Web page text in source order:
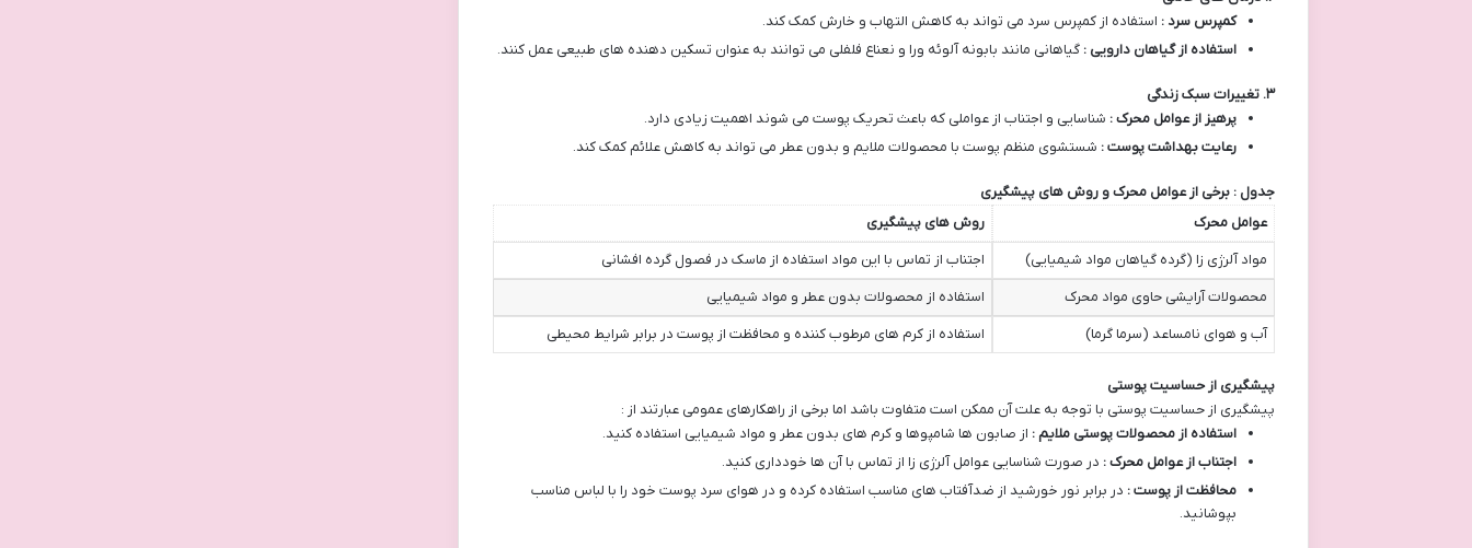
کمپرس سرد : استفاده از کمپرس سرد می تواند به کاهش التهاب و خارش کمک کند.
استفاده از گیاهان دارویی :گیاهانی مانند بابونه آلوئه ورا و نعناع فلفلی می توانند به عنوان تسکین دهنده های طبیعی عمل کنند.
۳.تغییرات سبک زندگی
پرهیز از عوامل محرک : شناسایی و اجتناب از عواملی که باعث تحریک پوست می شوند اهمیت زیادی دارد.
رعایت بهداشت پوست : شستشوی منظم پوست با محصولات ملایم و بدون عطر می تواند به کاهش علائم کمک کند.
جدول : برخی از عوامل محرک و روش های پیشگیری
عوامل محرک
روش های پیشگیری
مواد آلرژی زا (گرده گیاهان مواد شیمیایی)
اجتناب از تماس با این مواد استفاده از ماسک در فصول گرده افشانی
محصولات آرایشی حاوی مواد محرک
استفاده از محصولات بدون عطر و مواد شیمیایی
آب و هوای نامساعد (سرما گرما)
استفاده از کرم های مرطوب کننده و محافظت از پوست در برابر شرایط محیطی
پیشگیری از حساسیت پوستی
پیشگیری از حساسیت پوستی با توجه به علت آن ممکن است متفاوت باشد اما برخی از راهکارهای عمومی عبارتند از :
استفاده از محصولات پوستی ملایم : از صابون ها شامپوها و کرم های بدون عطر و مواد شیمیایی استفاده کنید.
اجتناب از عوامل محرک : در صورت شناسایی عوامل آلرژی زا از تماس با آن ها خودداری کنید.
محافظت از پوست : در برابر نور خورشید از ضدآفتاب های مناسب استفاده کرده و در هوای سرد پوست خود را با لباس مناسب
بپوشانید.